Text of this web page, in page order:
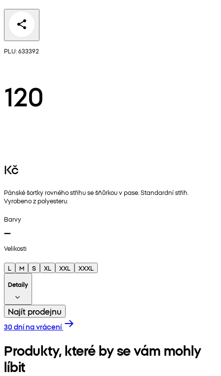
PLU: 633392
120
Kč
Pánské šortky rovného střihu se šňůrkou v pase. Standardní střih.
Vyrobeno z polyesteru.
Barvy
Velikosti
L M S XL XXL
XXXL
Detaily
Najít prodejnu
30 dní na vrácení
Produkty, které by se vám mohly
líbit